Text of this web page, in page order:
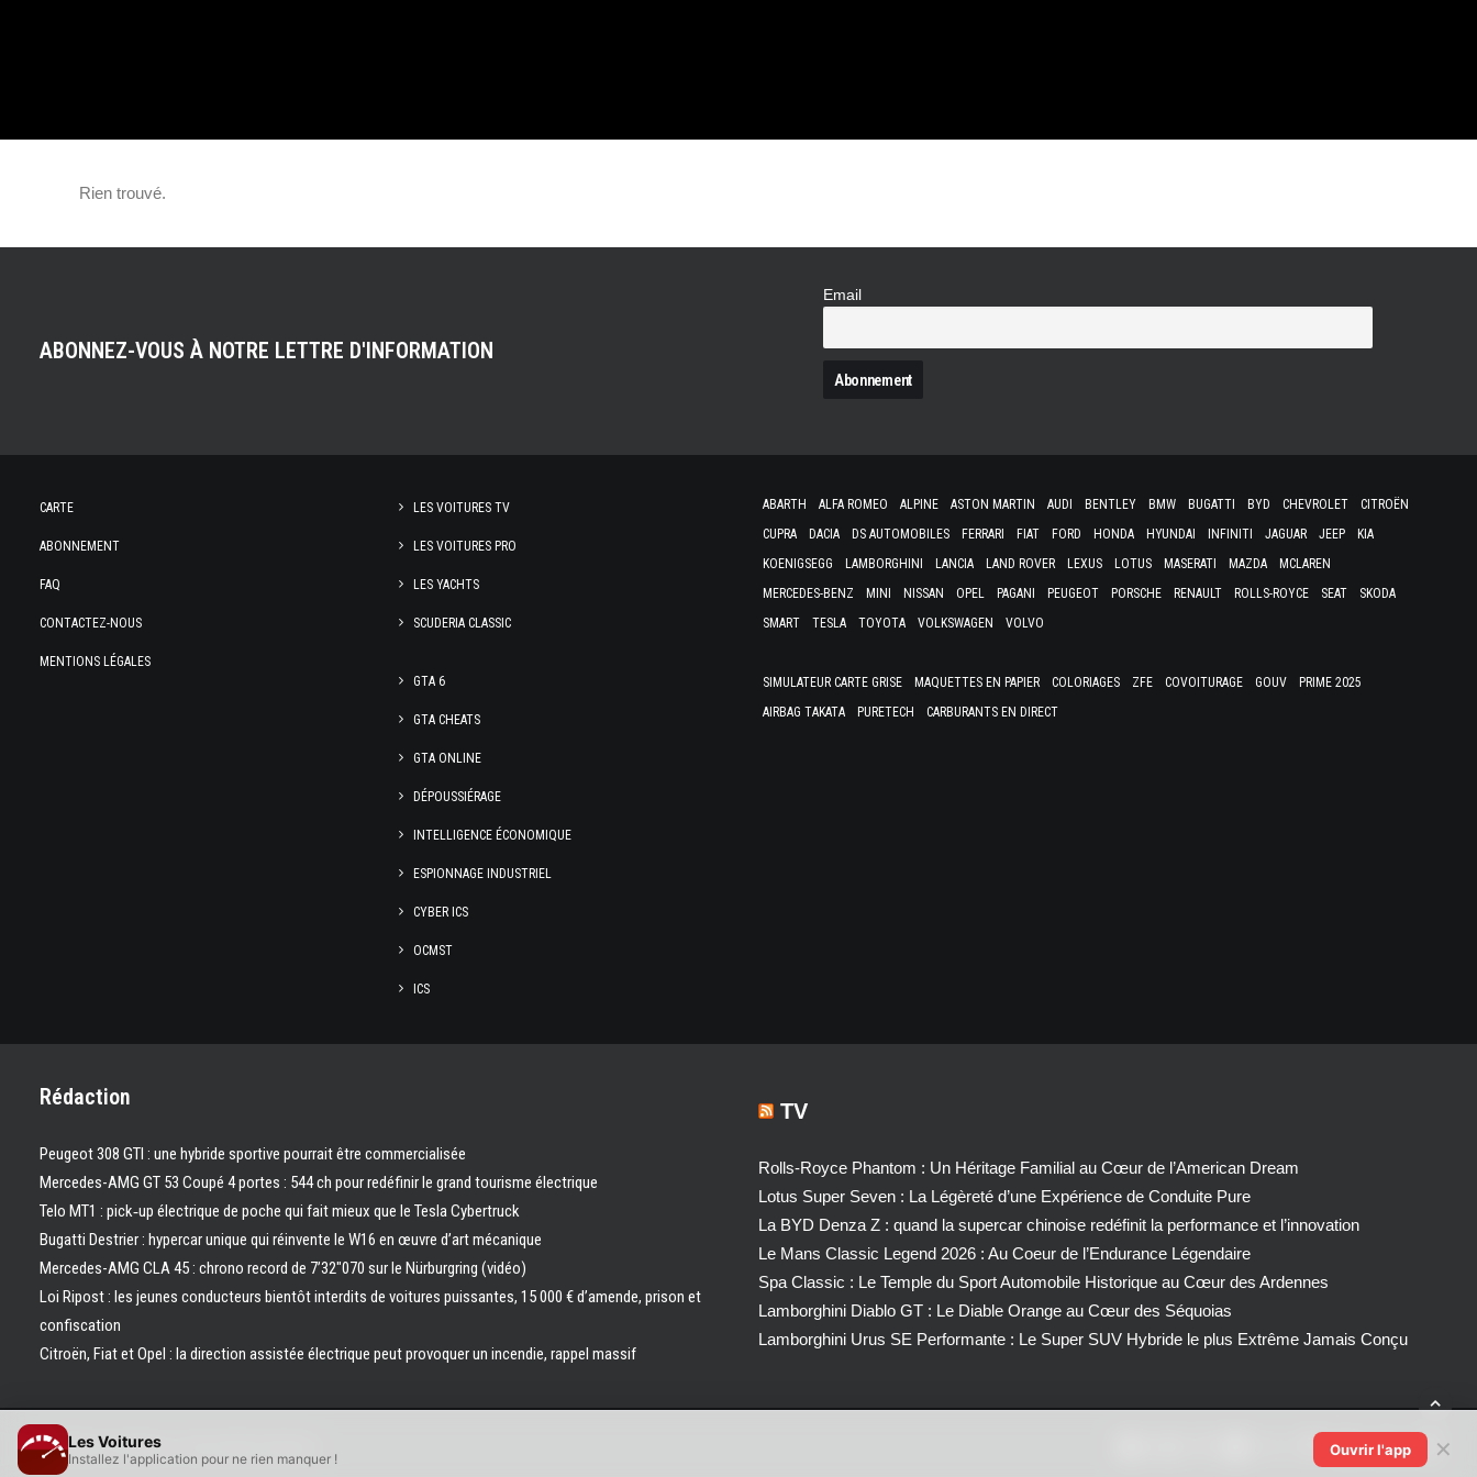
Rien trouvé.
ABONNEZ-VOUS À NOTRE LETTRE D'INFORMATION
Email
CARTE
ABONNEMENT
FAQ
CONTACTEZ-NOUS
MENTIONS LÉGALES
LES VOITURES TV
LES VOITURES PRO
LES YACHTS
SCUDERIA CLASSIC
GTA 6
GTA CHEATS
GTA ONLINE
DÉPOUSSIÉRAGE
INTELLIGENCE ÉCONOMIQUE
ESPIONNAGE INDUSTRIEL
CYBER ICS
OCMST
ICS
ABARTH ALFA ROMEO ALPINE ASTON MARTIN AUDI BENTLEY BMW BUGATTI BYD CHEVROLET
CITROËN
CUPRA
DACIA DS AUTOMOBILES FERRARI FIAT FORD HONDA HYUNDAI INFINITI JAGUAR JEEP
KIA
KOENIGSEGG
LAMBORGHINI LANCIA LAND ROVER LEXUS LOTUS MASERATI MAZDA
MCLAREN
MERCEDES-BENZ
MINI NISSAN OPEL PAGANI PEUGEOT PORSCHE RENAULT ROLLS-ROYCE SEAT
SKODA
SMART
TESLA TOYOTA VOLKSWAGEN VOLVO
SIMULATEUR CARTE GRISE MAQUETTES EN PAPIER COLORIAGES ZFE COVOITURAGE GOUV
PRIME 2025
AIRBAG TAKATA
PURETECH CARBURANTS EN DIRECT
Rédaction
Peugeot 308 GTI : une hybride sportive pourrait être commercialisée
Mercedes-AMG GT 53 Coupé 4 portes : 544 ch pour redéfinir le grand tourisme électrique
Telo MT1 : pick‑up électrique de poche qui fait mieux que le Tesla Cybertruck
Bugatti Destrier : hypercar unique qui réinvente le W16 en œuvre d’art mécanique
Mercedes-AMG CLA 45 : chrono record de 7’32″070 sur le Nürburgring (vidéo)
Loi Ripost : les jeunes conducteurs bientôt interdits de voitures puissantes, 15 000 € d’amende, prison et
confiscation
Citroën, Fiat et Opel : la direction assistée électrique peut provoquer un incendie, rappel massif
TV
Rolls-Royce Phantom : Un Héritage Familial au Cœur de l’American Dream
Lotus Super Seven : La Légèreté d’une Expérience de Conduite Pure
La BYD Denza Z : quand la supercar chinoise redéfinit la performance et l’innovation
Le Mans Classic Legend 2026 : Au Coeur de l’Endurance Légendaire
Spa Classic : Le Temple du Sport Automobile Historique au Cœur des Ardennes
Lamborghini Diablo GT : Le Diable Orange au Cœur des Séquoias
Lamborghini Urus SE Performante : Le Super SUV Hybride le plus Extrême Jamais Conçu
© 2026 Les Voitures. | Tous droits réservés.
Les Voitures
Installez l'application pour ne rien manquer !
Ouvrir l'app ✕